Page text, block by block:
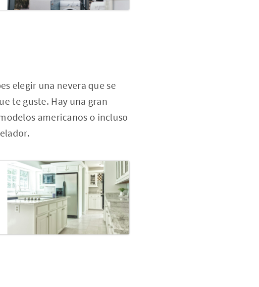
elegir una nevera que se
te guste. Hay una gran
americanos o incluso